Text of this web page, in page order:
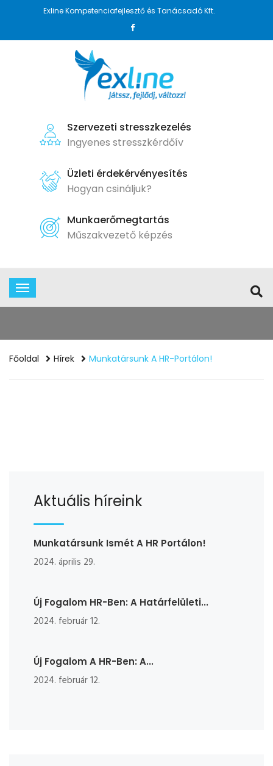
Exline Kompetenciafejlesztő és Tanácsadó Kft.
Szervezeti stresszkezelés
Ingyenes stresszkérdőív
Üzleti érdekérvényesítés
Hogyan csináljuk?
Munkaerőmegtartás
Műszakvezető képzés
Főoldal Hírek Munkatársunk A HR-Portálon!
Aktuális híreink
Munkatársunk Ismét A HR Portálon!
2024. április 29.
Új Fogalom HR-Ben: A Határfelületi...
2024. február 12.
Új Fogalom A HR-Ben: A...
2024. február 12.